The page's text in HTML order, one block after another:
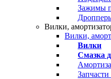
Зажимы
Вилки,
Вилки,
Вилки
Смазка